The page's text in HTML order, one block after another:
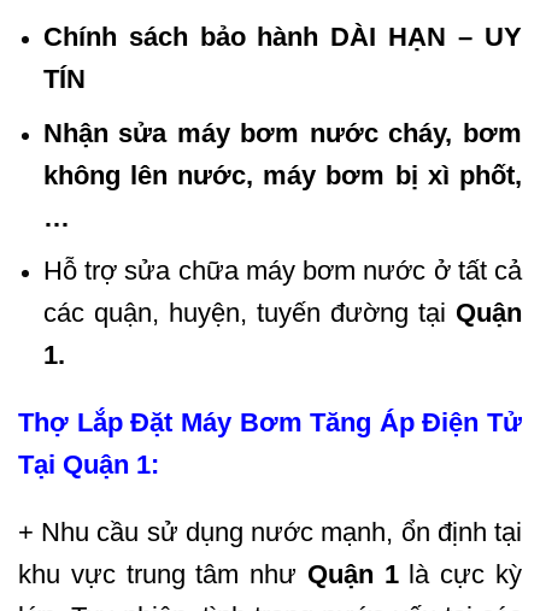
Chính sách bảo hành DÀI HẠN – UY
TÍN
Nhận sửa máy bơm nước cháy, bơm
không lên nước, máy bơm bị xì phốt,
…
Hỗ trợ sửa chữa máy bơm nước ở tất cả
các quận, huyện, tuyến đường tại Quận
1.
Thợ Lắp Đặt Máy Bơm Tăng Áp Điện Tử
Tại Quận 1:
+ Nhu cầu sử dụng nước mạnh, ổn định tại
khu vực trung tâm như Quận 1là cực kỳ